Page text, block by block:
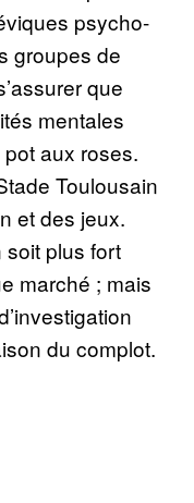
psycho-
groupes de
que
mentales
aux roses.
Toulousain
et des jeux.
soit plus fort
marché ; mais
du complot.